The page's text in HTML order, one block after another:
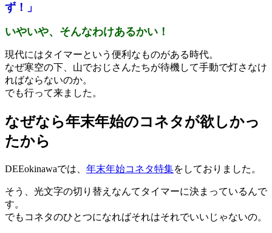
ず！」
いやいや、そんなわけあるかい！
現代にはタイマーという便利なものがある時代。
なぜ寒空の下、山でおじさんたちが待機して手動で灯さなけ
ればならないのか。
でも行って来ました。
なぜなら年末年始のコネタが欲しかっ
たから
DEEokinawaでは、 年末年始コネタ特集をしておりました。
そう、光文字の切り替えなんてタイマーに決まっているんで
す。
でもコネタのひとつになればそれはそれでいいじゃないの。